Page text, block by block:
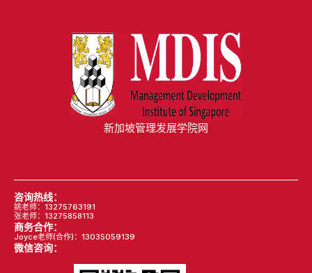
新加坡管理发展学院网
咨询热线：
姚老师：13275763191
张老师：13275858113
商务合作：
Joyce老师(合作)：13035059139
微信咨询：